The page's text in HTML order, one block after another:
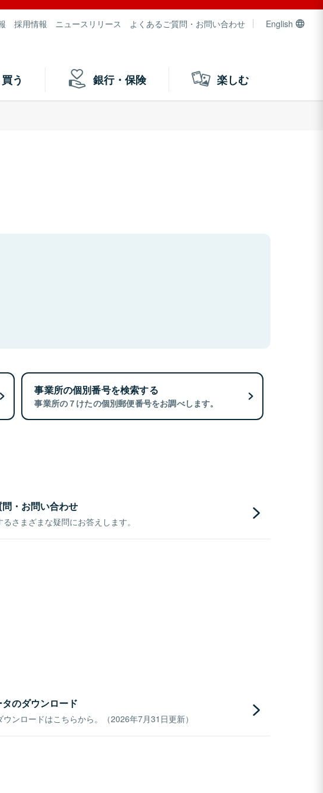
採用情報 ニュースリリース よくあるご質問・お問い合わせ English
買う 銀行・保険 楽しむ
事業所の個別番号を検索する
事業所の７けたの個別郵便番号をお調べします。
・お問い合わせ
さまざまな疑問にお答えします。
のダウンロード
ンロードはこちらから。（2026年7月31日更新）